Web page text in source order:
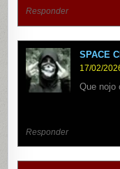
Responder
SPACE
17/02/
Que nojo
Responder